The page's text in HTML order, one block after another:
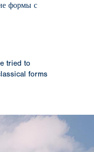
формы с
tried to
forms